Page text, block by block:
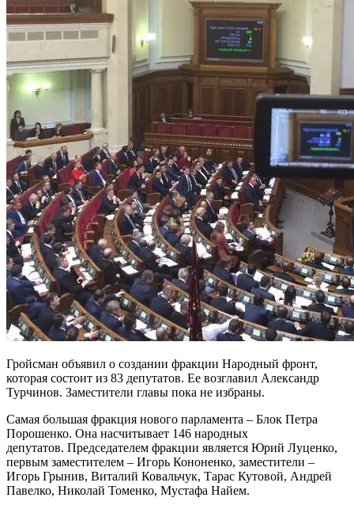
Гройсман объявил о создании фракции Народный фронт,
которая состоит из 83 депутатов. Ее возглавил Александр
Турчинов. Заместители главы пока не избраны.
Самая большая фракция нового парламента – Блок Петра
Порошенко. Она насчитывает 146 народных
депутатов. Председателем фракции является Юрий Луценко,
первым заместителем – Игорь Кононенко, заместители –
Игорь Грынив, Виталий Ковальчук, Тарас Кутовой, Андрей
Павелко, Николай Томенко, Мустафа Найем.